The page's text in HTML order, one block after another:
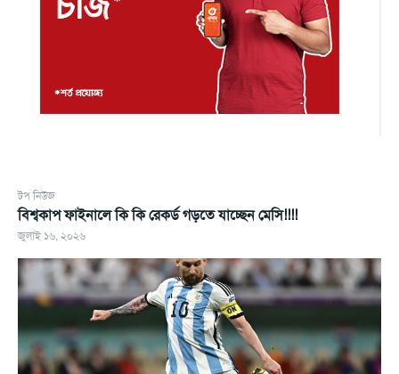
টপ নিউজ
বিশ্বকাপ ফাইনালে কি কি রেকর্ড গড়তে যাচ্ছেন মেসি!!!!
জুলাই ১৬, ২০২৬